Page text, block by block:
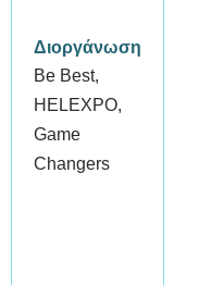
Διοργάνωση
Be Best,
HELEXPO,
Game
Changers